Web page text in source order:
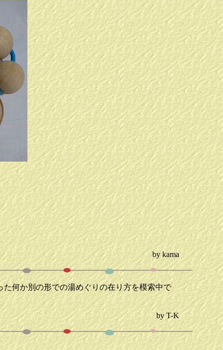
by kama
何か別の形での湯めぐりの在り方を模索中で
by T-K